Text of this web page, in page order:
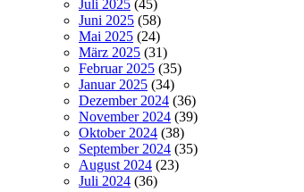
Juli 2025 (45)
Juni 2025 (58)
Mai 2025 (24)
März 2025 (31)
Februar 2025 (35)
Januar 2025 (34)
Dezember 2024 (36)
November 2024 (39)
Oktober 2024 (38)
September 2024 (35)
August 2024 (23)
Juli 2024 (36)